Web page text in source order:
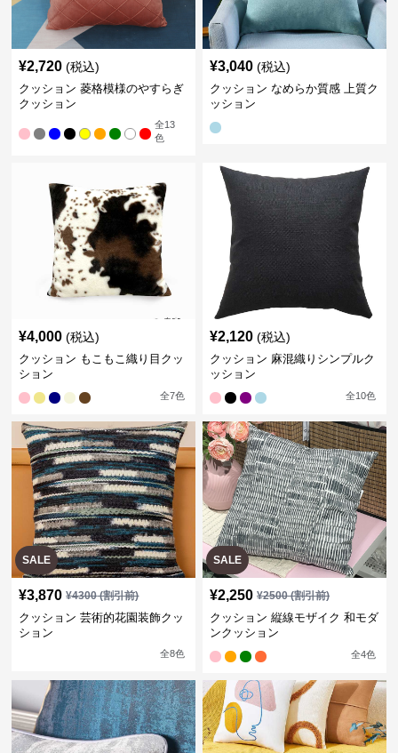
¥2,720 (税込)
クッション 菱格模様のやすらぎ
クッション
全13
色
¥3,040 (税込)
クッション なめらか質感 上質ク
ッション
¥4,000 (税込)
クッション もこもこ織り目クッ
ション
全7色
¥2,120 (税込)
クッション 麻混織りシンプルク
ッション
全10色
SALE
¥3,870 ¥4300(割引前)
クッション 芸術的花園装飾クッ
ション
全8色
SALE
¥2,250 ¥2500(割引前)
クッション 縦線モザイク 和モダ
ンクッション
全4色